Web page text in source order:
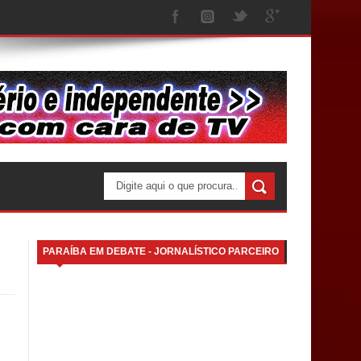
PARAÍBA EM DEBATE - JORNALÍSTICO PARCEIRO